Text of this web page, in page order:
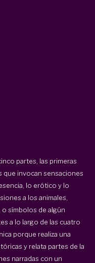
partes, las primeras
invocan sensaciones
lo erótico y lo
a los animales,
símbolos de algún
a lo largo de las cuatro
porque realiza una
y relata partes de la
narradas con un